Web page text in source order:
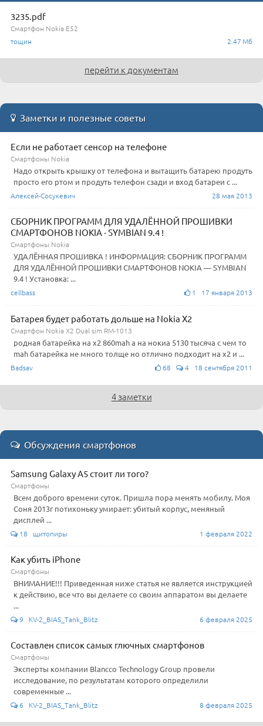
3235.pdf
Смартфон Nokia E52
тощин
2.47 Мб
перейти к документам
Заметки и полезные советы
Если не работает сенсор на телефоне
Смартфоны Nokia
Надо открыть крышку от телефона и вытащить батарею продуть
просто его ртом и продуть телефон сзади и вход батареи с ...
Алексей-Сосукевич 28 мая 2013
СБОРНИК ПРОГРАММ ДЛЯ УДАЛЁННОЙ ПРОШИВКИ
СМАРТФОНОВ NOKIA - SYMBIAN 9.4 !
Смартфоны Nokia
УДАЛЁННАЯ ПРОШИВКА ! ИНФОРМАЦИЯ: СБОРНИК ПРОГРАММ
ДЛЯ УДАЛЁННОЙ ПРОШИВКИ СМАРТФОНОВ NOKIA — SYMBIAN
9.4 ! Установка: ...
cellbass 1 17 января 2013
Батарея будет работать дольше на Nokia X2
Смартфон Nokia X2 Dual sim RM-1013
родная батарейка на х2 860mah а на нокиа 5130 тысяча с чем то
mah батарейка не много толще но отлично подходит на х2 и ...
Badsav 68 4 18 сентября 2011
4 заметки
Обсуждения смартфонов
Samsung Galaxy A5 стоит ли того?
Смартфоны
Всем доброго времени суток. Пришла пора менять мобилу. Моя
Соня 2013г потихоньку умирает: убитый корпус, меняный
дисплей ...
18 щитопиры 1 февраля 2022
Как убить iPhone
Смартфоны
ВНИМАНИЕ!!! Приведенная ниже статья не является инструкцией
к действию, все что вы делаете со своим аппаратом вы делаете
...
9 KV-2_BIAS_Tank_Blitz 6 февраля 2025
Составлен список самых глючных смартфонов
Смартфоны
Эксперты компании Blancco Technology Group провели
исследование, по результатам которого определили
современные ...
6 KV-2_BIAS_Tank_Blitz 8 февраля 2025